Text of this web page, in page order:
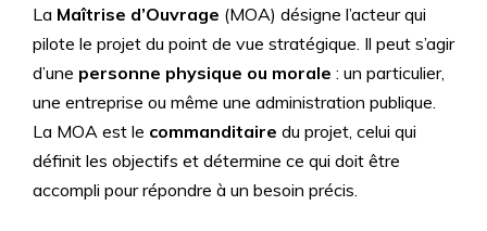
La Maîtrise d’Ouvrage (MOA) désigne l’acteur qui
pilote le projet du point de vue stratégique. Il peut s’agir
d’une personne physique ou morale : un particulier,
une entreprise ou même une administration publique.
La MOA est le commanditaire du projet, celui qui
définit les objectifs et détermine ce qui doit être
accompli pour répondre à un besoin précis.